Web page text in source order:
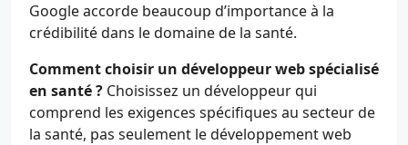
Google accorde beaucoup d’importance à la
crédibilité dans le domaine de la santé.
Comment choisir un développeur web spécialisé
en santé ? Choisissez un développeur qui
comprend les exigences spécifiques au secteur de
la santé, pas seulement le développement web